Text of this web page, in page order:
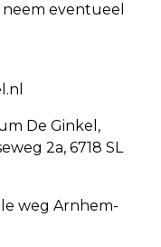
eventueel
De Ginkel,
2a, 6718 SL
weg Arnhem-